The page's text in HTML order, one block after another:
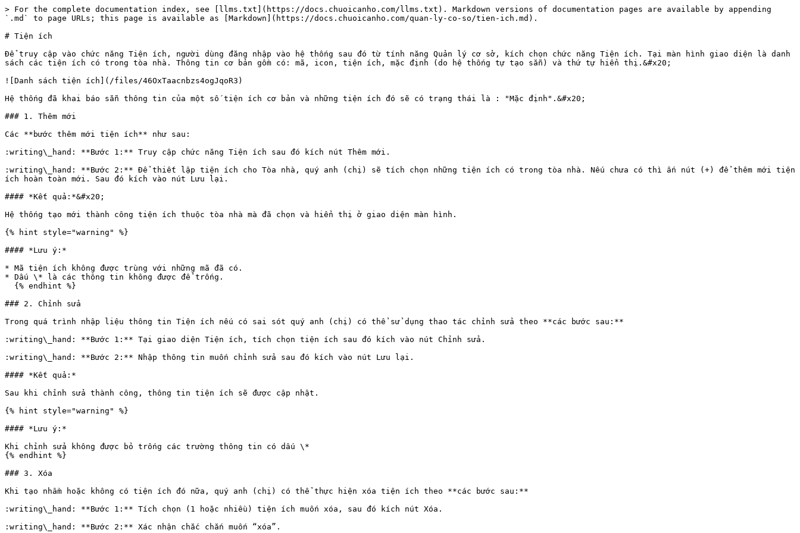
> For the complete documentation index, see [llms.txt](https://docs.chuoicanho.com/llms.txt). Markdown versions of documentation pages are available by appending
`.md` to page URLs; this page is available as [Markdown](https://docs.chuoicanho.com/quan-ly-co-so/tien-ich.md).
# Tiện ích
Để truy cập vào chức năng Tiện ích, người dùng đăng nhập vào hệ thống sau đó từ tính năng Quản lý cơ sở, kích chọn chức năng Tiện ích. Tại màn hình giao diện là danh
sách các tiện ích có trong tòa nhà. Thông tin cơ bản gồm có: mã, icon, tiện ích, mặc định (do hệ thống tự tạo sẵn) và thứ tự hiển thị.&#x20;
![Danh sách tiện ích](/files/46OxTaacnbzs4ogJqoR3)
Hệ thống đã khai báo sẵn thông tin của một số tiện ích cơ bản và những tiện ích đó sẽ có trạng thái là : "Mặc định".&#x20;
### 1. Thêm mới
Các **bước thêm mới tiện ích** như sau:
:writing\_hand: **Bước 1:** Truy cập chức năng Tiện ích sau đó kích nút Thêm mới.
:writing\_hand: **Bước 2:** Để thiết lập tiện ích cho Tòa nhà, quý anh (chị) sẽ tích chọn những tiện ích có trong tòa nhà. Nếu chưa có thì ấn nút (+) để thêm mới tiện
ích hoàn toàn mới. Sau đó kích vào nút Lưu lại.
#### *Kết quả:*&#x20;
Hệ thống tạo mới thành công tiện ích thuộc tòa nhà mà đã chọn và hiển thị ở giao diện màn hình.
{% hint style="warning" %}
#### *Lưu ý:*
* Mã tiện ích không được trùng với những mã đã có.
* Dấu \* là các thông tin không được để trống.
### 2. Chỉnh sửa
Trong quá trình nhập liệu thông tin Tiện ích nếu có sai sót quý anh (chị) có thể sử dụng thao tác chỉnh sửa theo **các bước sau:**
:writing\_hand: **Bước 1:** Tại giao diện Tiện ích, tích chọn tiện ích sau đó kích vào nút Chỉnh sửa.
:writing\_hand: **Bước 2:** Nhập thông tin muốn chỉnh sửa sau đó kích vào nút Lưu lại.
#### *Kết quả:*
Sau khi chỉnh sửa thành công, thông tin tiện ích sẽ được cập nhật.
{% hint style="warning" %}
#### *Lưu ý:*
Khi chỉnh sửa không được bỏ trống các trường thông tin có dấu \*
{% endhint %}
### 3. Xóa
Khi tạo nhầm hoặc không có tiện ích đó nữa, quý anh (chị) có thể thực hiện xóa tiện ích theo **các bước sau:**
:writing\_hand: **Bước 1:** Tích chọn (1 hoặc nhiều) tiện ích muốn xóa, sau đó kích nút Xóa.
:writing\_hand: **Bước 2:** Xác nhận chắc chắn muốn “xóa”.